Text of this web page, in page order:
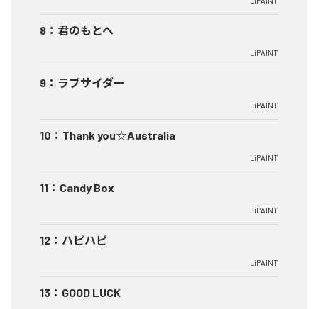
8 ： 君のもとへ
LiPAINT
9 ： ラブサイダー
LiPAINT
10 ： Thank you☆Australia
LiPAINT
11 ： Candy Box
LiPAINT
12 ： ハピハピ
LiPAINT
13 ： GOOD LUCK